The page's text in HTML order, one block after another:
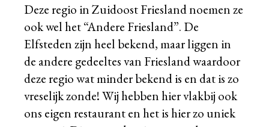
Deze regio in Zuidoost Friesland noemen ze
ook wel het “Andere Friesland”. De
Elfsteden zijn heel bekend, maar liggen in
de andere gedeeltes van Friesland waardoor
deze regio wat minder bekend is en dat is zo
vreselijk zonde! Wij hebben hier vlakbij ook
ons eigen restaurant en het is hier zo uniek